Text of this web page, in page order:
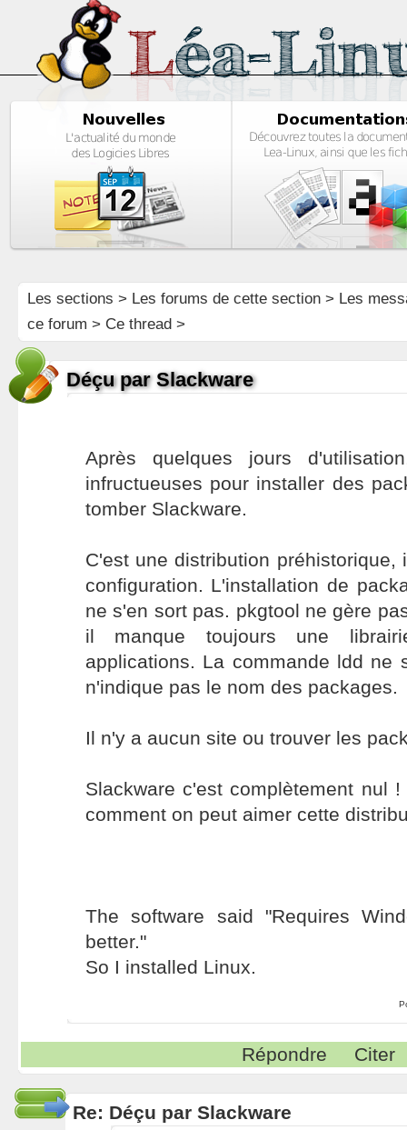
Les sections > Les forums de cette section> Les
ce forum > Ce thread >
Déçu par Slackware
Après quelques jours
infructueuses pour installer des
tomber Slackware.
C'est une distribution
configuration. L'installation de
ne s'en sort pas. pkgtool ne gère
il manque toujours une
applications. La commande ldd ne
n'indique pas le nom des packages.
Il n'y a aucun site ou trouver les
Slackware c'est complètement nul
comment on peut aimer cette
The software said "Requires
better."
So I installed Linux.
Répondre Citer
Re: Déçu par Slackware